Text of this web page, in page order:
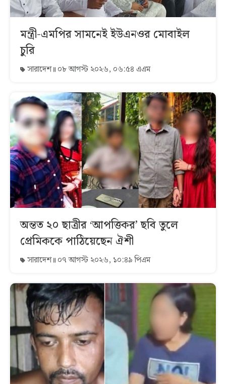
মন্ত্রী-এমপির সামনেই ইউএনওর মোবাইল
চুরি
সারাদেশ ০৮ আগস্ট ২০২৬, ০৬:৫৪ এএম
অন্তত ২০ ছাত্রীর ‘আপত্তিকর’ ছবি তুলে
প্রেমিককে পাঠিয়েছেন ঐশী
সারাদেশ ০৭ আগস্ট ২০২৬, ১০:৪৯ পিএম